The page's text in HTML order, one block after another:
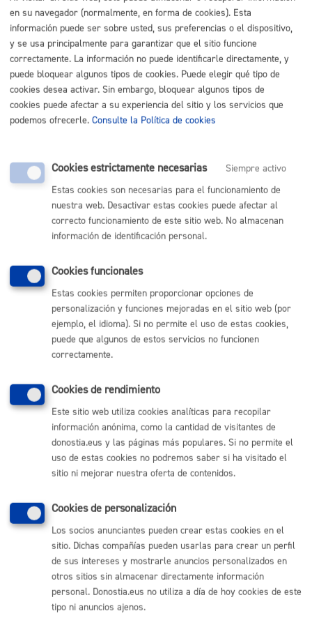
Buscar
Listado completo de Trámites
Edificios, viviendas y locales
Consultas y certificados urbanísticos
* Online con certificado
ONLINE
TELÉFONO
MÁQUINA
Volver al índice Volver atrás
Comunícate con el Ayuntamiento de Donostia / San
Sebastián
(+34) 943 481 000
Buzón de la ciudadanía
Informar de un error en la web
Enlaces útiles
Perfil del contratante
Sede electrónica
Mapas - GeoDonostia
Sala de prensa
Mapa web
Otras páginas web corporativas
en su navegador (normalmente, en forma de cookies). Esta
información puede ser sobre usted, sus preferencias o el dispositivo,
y se usa principalmente para garantizar que el sitio funcione
correctamente. La información no puede identificarle directamente, y
puede bloquear algunos tipos de cookies. Puede elegir qué tipo de
cookies desea activar. Sin embargo, bloquear algunos tipos de
cookies puede afectar a su experiencia del sitio y los servicios que
podemos ofrecerle. Consulte la Política de cookies
Cookies estrictamente necesarias
Siempre activo
Estas cookies son necesarias para el funcionamiento de
nuestra web. Desactivar estas cookies puede afectar al
correcto funcionamiento de este sitio web. No almacenan
información de identificación personal.
Cookies funcionales
Estas cookies permiten proporcionar opciones de
personalización y funciones mejoradas en el sitio web (por
ejemplo, el idioma). Si no permite el uso de estas cookies,
puede que algunos de estos servicios no funcionen
correctamente.
Cookies de rendimiento
Este sitio web utiliza cookies analíticas para recopilar
información anónima, como la cantidad de visitantes de
donostia.eus y las páginas más populares. Si no permite el
uso de estas cookies no podremos saber si ha visitado el
sitio ni mejorar nuestra oferta de contenidos.
Cookies de personalización
Los socios anunciantes pueden crear estas cookies en el
sitio. Dichas compañías pueden usarlas para crear un perfil
de sus intereses y mostrarle anuncios personalizados en
otros sitios sin almacenar directamente información
personal. Donostia.eus no utiliza a día de hoy cookies de este
tipo ni anuncios ajenos.